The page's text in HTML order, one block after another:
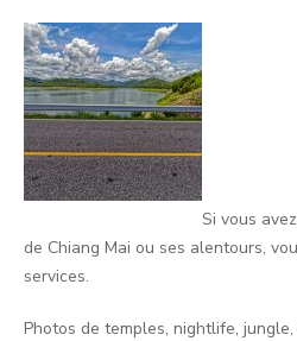
Si vous
de Chiang Mai ou ses alentours,
services.
Photos de temples, nightlife,